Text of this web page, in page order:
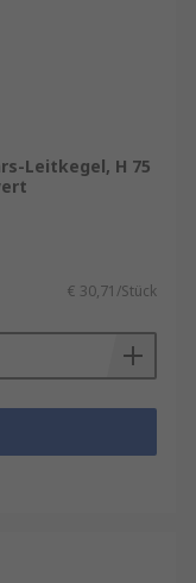
Leitkegel, H 75
€ 30,71/Stück